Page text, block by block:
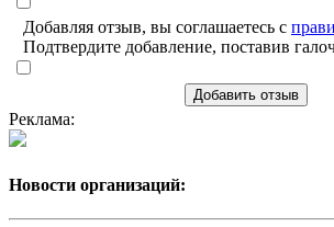
Добавляя отзыв, вы соглашаетесь с
Подтвердите добавление, поставив
Добавить отзыв
Реклама:
Новости организаций: